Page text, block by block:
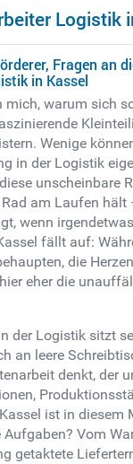
Logistik
Fragen an
in Kassel
warum sich
Wenige
in der Logistik
unscheinbare
am Laufen hält
wenn
fällt auf:
die
eher die
der Logistik sitzt
an leere
denkt, der
ist in diesem
Aufgaben? Vom
getaktete